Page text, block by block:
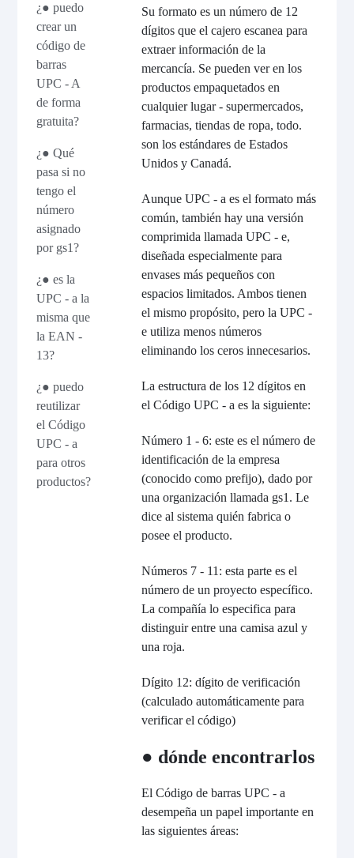
¿● puedo
crear un
código de
barras
UPC - A
de forma
gratuita?
¿● Qué
pasa si no
tengo el
número
asignado
por gs1?
¿● es la
UPC - a la
misma que
la EAN -
13?
¿● puedo
reutilizar
el Código
UPC - a
para otros
productos?
Su formato es un número de 12
dígitos que el cajero escanea para
extraer información de la
mercancía. Se pueden ver en los
productos empaquetados en
cualquier lugar - supermercados,
farmacias, tiendas de ropa, todo.
son los estándares de Estados
Unidos y Canadá.
Aunque UPC - a es el formato más
común, también hay una versión
comprimida llamada UPC - e,
diseñada especialmente para
envases más pequeños con
espacios limitados. Ambos tienen
el mismo propósito, pero la UPC -
e utiliza menos números
eliminando los ceros innecesarios.
La estructura de los 12 dígitos en
el Código UPC - a es la siguiente:
Número 1 - 6: este es el número de
identificación de la empresa
(conocido como prefijo), dado por
una organización llamada gs1. Le
dice al sistema quién fabrica o
posee el producto.
Números 7 - 11: esta parte es el
número de un proyecto específico.
La compañía lo especifica para
distinguir entre una camisa azul y
una roja.
Dígito 12: dígito de verificación
(calculado automáticamente para
verificar el código)
● dónde encontrarlos
El Código de barras UPC - a
desempeña un papel importante en
las siguientes áreas: